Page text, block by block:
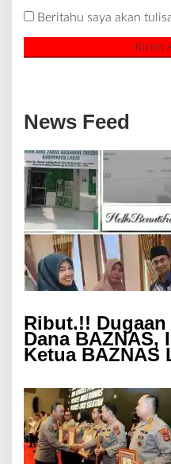
Beritahu saya akan
News Feed
Ribut.!!
Dana BAZNAS,
Ketua BAZNAS